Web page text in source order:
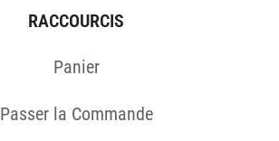
RACCOURCIS
Panier
Passer la Commande